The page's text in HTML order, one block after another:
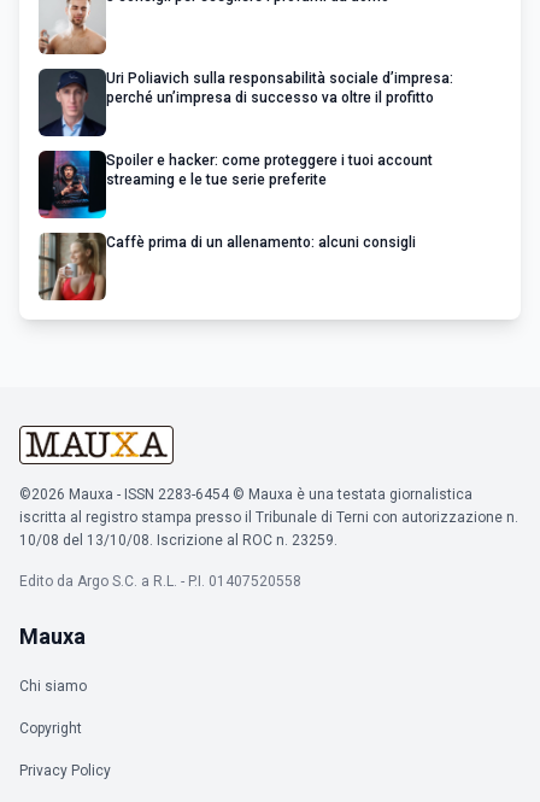
Uri Poliavich sulla responsabilità sociale d’impresa:
perché un’impresa di successo va oltre il profitto
Spoiler e hacker: come proteggere i tuoi account
streaming e le tue serie preferite
Caffè prima di un allenamento: alcuni consigli
©2026 Mauxa - ISSN 2283-6454 © Mauxa è una testata giornalistica
iscritta al registro stampa presso il Tribunale di Terni con autorizzazione n.
10/08 del 13/10/08. Iscrizione al ROC n. 23259.
Edito da Argo S.C. a R.L. - P.I. 01407520558
Mauxa
Chi siamo
Copyright
Privacy Policy